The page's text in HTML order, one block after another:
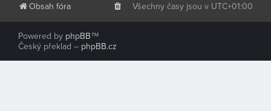
Obsah fóra Všechny časy jsou v UTC+01:00
Powered by phpBB™
Český překlad – phpBB.cz